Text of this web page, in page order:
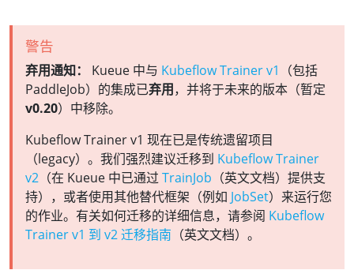
警告
弃用通知： Kueue 中与 Kubeflow Trainer v1
（包括
PaddleJob）的集成已弃用，并将于未来的版本（暂定
v0.20）中移除。
Kubeflow Trainer v1 现在已是传统遗留项目
（legacy）。我们强烈建议迁移到 Kubeflow Trainer
v2 （在 Kueue 中已通过 TrainJob （英文文档）提供支
持），或者使用其他替代框架（例如 JobSet）来运行您
的作业。有关如何迁移的详细信息，请参阅 Kubeflow
Trainer v1 到 v2 迁移指南 （英文文档）。